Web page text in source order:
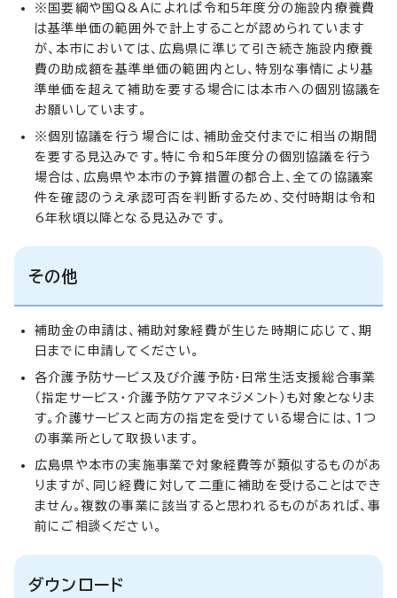
※国要綱や国Q&Aによれば令和5年度分の施設内療養費
は基準単価の範囲外で計上することが認められています
が、本市においては、広島県に準じて引き続き施設内療養
費の助成額を基準単価の範囲内とし、特別な事情により基
準単価を超えて補助を要する場合には本市への個別協議を
お願いしています。
※個別協議を行う場合には、補助金交付までに相当の期間
を要する見込みです。特に令和5年度分の個別協議を行う
場合は、広島県や本市の予算措置の都合上、全ての協議案
件を確認のうえ承認可否を判断するため、交付時期は令和
6年秋頃以降となる見込みです。
その他
補助金の申請は、補助対象経費が生じた時期に応じて、期
日までに申請してください。
各介護予防サービス及び介護予防・日常生活支援総合事業
（指定サービス・介護予防ケアマネジメント）も対象となりま
す。介護サービスと両方の指定を受けている場合には、1つ
の事業所として取扱います。
広島県や本市の実施事業で対象経費等が類似するものがあ
りますが、同じ経費に対して二重に補助を受けることはでき
ません。複数の事業に該当すると思われるものがあれば、事
前にご相談ください。
ダウンロード